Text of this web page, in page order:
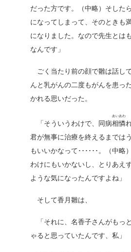
だった方です。（中略）そした
になってしまって、そのときも
になりました。なので先生とは
なんです」
ごく当たり前の顔で雛は話し
んと乳がんの二度もがんを患っ
かれる思いだった。
「そういうわけで、同病相憐
あいあわ
君が無事に治療を終えるまでは
もいいかなって･･････。（中略
わけにもいかないし、とりあえ
ような気になったんですよね」
そして香月雛は、
「それに、名香子さんがもっ
ゃると思っていたんです、私」